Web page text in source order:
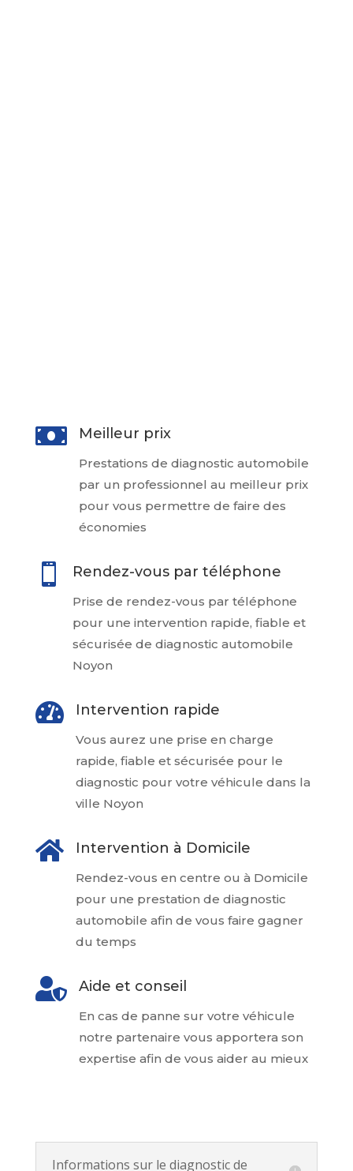
 Meilleur prix
Prestations de diagnostic automobile
par un professionnel au meilleur prix
pour vous permettre de faire des
économies
 Rendez-vous par téléphone
Prise de rendez-vous par téléphone
pour une intervention rapide, fiable et
sécurisée de diagnostic automobile
Noyon
 Intervention rapide
Vous aurez une prise en charge
rapide, fiable et sécurisée pour le
diagnostic pour votre véhicule dans la
ville Noyon
 Intervention à Domicile
Rendez-vous en centre ou à Domicile
pour une prestation de diagnostic
automobile afin de vous faire gagner
du temps
 Aide et conseil
En cas de panne sur votre véhicule
notre partenaire vous apportera son
expertise afin de vous aider au mieux
Informations sur le diagnostic de